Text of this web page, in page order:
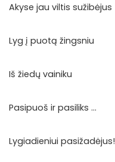
Akyse jau viltis sužibėjus
Lyg į puotą žingsniu
Iš žiedų vainiku
Pasipuoš ir pasiliks …
Lygiadieniui pasižadėjus!